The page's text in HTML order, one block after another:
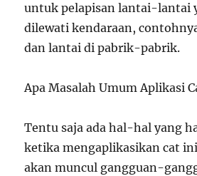
untuk pelapisan lantai-lantai
dilewati kendaraan,
dan lantai di pabrik-pabrik.
Apa Masalah Umum Aplikasi
Tentu saja ada hal-hal yang
ketika mengaplikasikan cat
akan muncul gangguan-